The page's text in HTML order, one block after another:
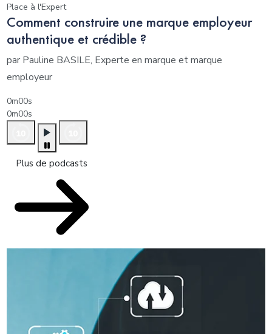
Place à l'Expert
Comment construire une marque employeur
authentique et crédible ?
par Pauline BASILE, Experte en marque et marque
employeur
0m00s
0m00s
Plus de podcasts